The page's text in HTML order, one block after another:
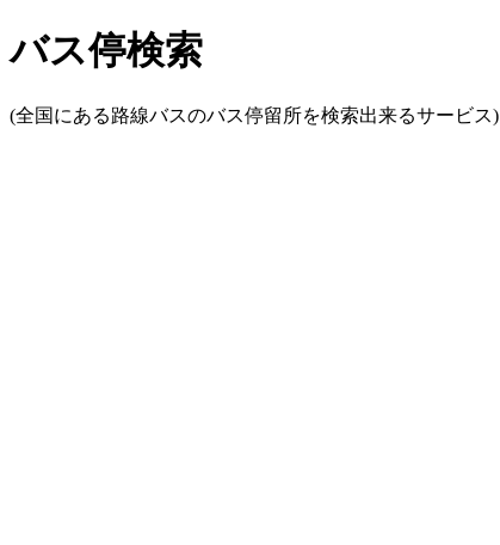
バス停検索
(全国にある路線バスのバス停留所を検索出来るサービス)